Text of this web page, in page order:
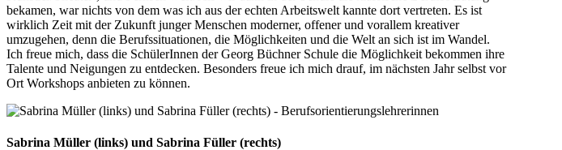
bekamen, war nichts von dem was ich aus der echten Arbeitswelt kannte dort vertreten. Es ist
wirklich Zeit mit der Zukunft junger Menschen moderner, offener und vorallem kreativer
umzugehen, denn die Berufssituationen, die Möglichkeiten und die Welt an sich ist im Wandel.
Ich freue mich, dass die SchülerInnen der Georg Büchner Schule die Möglichkeit bekommen ihre
Talente und Neigungen zu entdecken. Besonders freue ich mich drauf, im nächsten Jahr selbst vor
Ort Workshops anbieten zu können.
Sabrina Müller (links) und Sabrina Füller (rechts)